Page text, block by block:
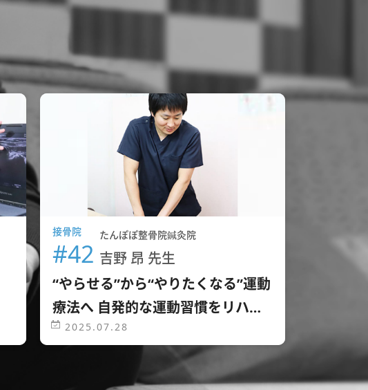
接骨院
#42
たんぽぽ整骨院鍼灸院
吉野 昂 先生
“やらせる”から“やりたくなる”運動
療法へ 自発的な運動習慣をリハサ
クで構築
2025.07.28